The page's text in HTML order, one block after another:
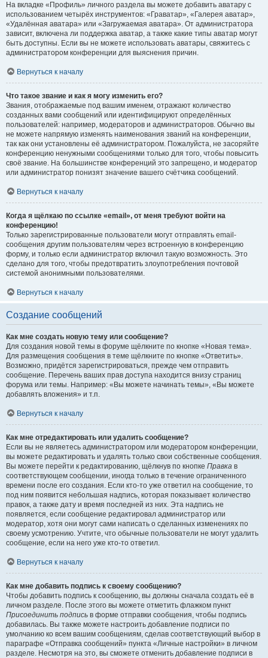
На вкладке «Профиль» личного раздела вы можете добавить аватару с
использованием четырёх инструментов: «Граватар», «Галерея аватар»,
«Удалённая аватара» или «Загружаемая аватара». От администратора
зависит, включена ли поддержка аватар, а также какие типы аватар могут
быть доступны. Если вы не можете использовать аватары, свяжитесь с
администратором конференции для выяснения причин.
Вернуться к началу
Что такое звание и как я могу изменить его?
Звания, отображаемые под вашим именем, отражают количество
созданных вами сообщений или идентифицируют определённых
пользователей: например, модераторов и администраторов. Обычно вы
не можете напрямую изменять наименования званий на конференции,
так как они установлены её администратором. Пожалуйста, не засоряйте
конференцию ненужными сообщениями только для того, чтобы повысить
своё звание. На большинстве конференций это запрещено, и модератор
или администратор понизят значение вашего счётчика сообщений.
Вернуться к началу
Когда я щёлкаю по ссылке «email», от меня требуют войти на
конференцию!
Только зарегистрированные пользователи могут отправлять email-
сообщения другим пользователям через встроенную в конференцию
форму, и только если администратор включил такую возможность. Это
сделано для того, чтобы предотвратить злоупотребления почтовой
системой анонимными пользователями.
Вернуться к началу
Создание сообщений
Как мне создать новую тему или сообщение?
Для создания новой темы в форуме щёлкните по кнопке «Новая тема».
Для размещения сообщения в теме щёлкните по кнопке «Ответить».
Возможно, придётся зарегистрироваться, прежде чем отправить
сообщение. Перечень ваших прав доступа находится внизу страниц
форума или темы. Например: «Вы можете начинать темы», «Вы можете
добавлять вложения» и т.п.
Вернуться к началу
Как мне отредактировать или удалить сообщение?
Если вы не являетесь администратором или модератором конференции,
вы можете редактировать и удалять только свои собственные сообщения.
Вы можете перейти к редактированию, щёлкнув по кнопке Правка в
соответствующем сообщении, иногда только в течение ограниченного
времени после его создания. Если кто-то уже ответил на сообщение, то
под ним появится небольшая надпись, которая показывает количество
правок, а также дату и время последней из них. Эта надпись не
появляется, если сообщение редактировал администратор или
модератор, хотя они могут сами написать о сделанных изменениях по
своему усмотрению. Учтите, что обычные пользователи не могут удалить
сообщение, если на него уже кто-то ответил.
Вернуться к началу
Как мне добавить подпись к своему сообщению?
Чтобы добавить подпись к сообщению, вы должны сначала создать её в
личном разделе. После этого вы можете отметить флажком пункт
Присоединить подпись в форме отправки сообщения, чтобы подпись
добавилась. Вы также можете настроить добавление подписи по
умолчанию ко всем вашим сообщениям, сделав соответствующий выбор в
параграфе «Отправка сообщений» пункта «Личные настройки» в личном
разделе. Несмотря на это, вы сможете отменить добавление подписи в